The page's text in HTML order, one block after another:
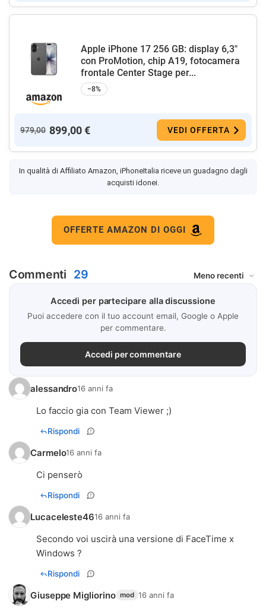
Apple iPhone 17 256 GB: display 6,3"
con ProMotion, chip A19, fotocamera
frontale Center Stage per...
−8%
979,00 899,00 € VEDI OFFERTA
In qualità di Affiliato Amazon, iPhoneItalia riceve un guadagno dagli
acquisti idonei.
OFFERTE AMAZON DI OGGI
Commenti 29
Accedi per partecipare alla discussione
Puoi accedere con il tuo account email, Google o Apple
per commentare.
Accedi per commentare
alessandro16 anni fa
Lo faccio gia con Team Viewer ;)
Rispondi
Carmelo16 anni fa
Ci penserò
Rispondi
Lucaceleste4616 anni fa
Secondo voi uscirà una versione di FaceTime x
Windows ?
Rispondi
Giuseppe Migliorino mod 16 anni fa